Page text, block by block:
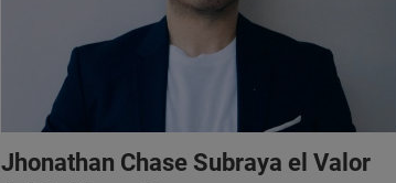
Jhonathan Chase Subraya el Valor
Humane AI Pin: Un Prototipo Adelantado